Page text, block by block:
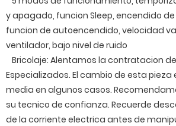
y apagado, funcion Sleep, encendido
funcion de autoencendido, velocidad
ventilador, bajo nivel de ruido
Bricolaje: Alentamos la contratacion
Especializados. El cambio de esta
media en algunos casos.
su tecnico de confianza. Recuerde
de la corriente electrica antes de